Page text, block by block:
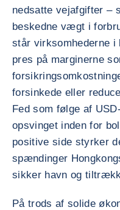
nedsatte vejafgifter –
beskedne vægt i
står virksomhederne i
pres på marginerne
forsinkede eller
Fed som følge af
opsvinget inden for
positive side styrker
spændinger
sikker havn og
På trods af solide